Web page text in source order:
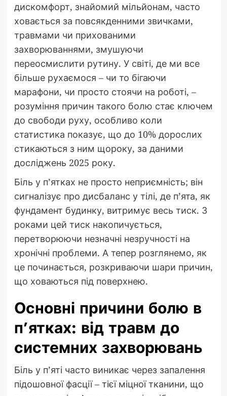
дискомфорт, знайомий мільйонам, часто
ховається за повсякденними звичками,
травмами чи прихованими
захворюваннями, змушуючи
переосмислити рутину. У світі, де ми все
більше рухаємося – чи то бігаючи
марафони, чи просто стоячи на роботі, –
розуміння причин такого болю стає ключем
до свободи руху, особливо коли
статистика показує, що до 10% дорослих
стикаються з ним щороку, за даними
досліджень 2025 року.
Біль у п’ятках не просто неприємність; він
сигналізує про дисбаланс у тілі, де п’ята, як
фундамент будинку, витримує весь тиск. З
роками цей тиск накопичується,
перетворюючи незначні незручності на
хронічні проблеми. А тепер розглянемо, як
це починається, розкриваючи шари причин,
що ховаються під поверхнею.
Основні причини болю в
п’ятках: від травм до
системних захворювань
Біль у п’яті часто виникає через запалення
підошовної фасції – тієї міцної тканини, що